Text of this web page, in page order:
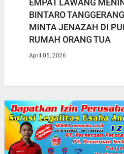
EMPAT LAWANG
BINTARO
MINTA JENAZAH DI
RUMAH ORANG TUA
April 05, 2026